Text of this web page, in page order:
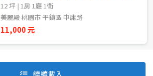
12 坪 | 1房 1廳 1衛
美麗殿 桃園市 平鎮區 中庸路
11,000 元
繼續載入